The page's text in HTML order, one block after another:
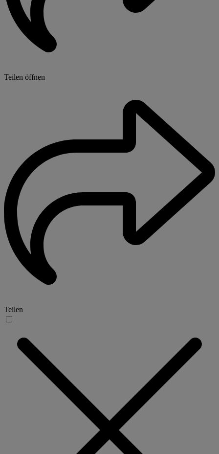
Teilen öffnen
Teilen